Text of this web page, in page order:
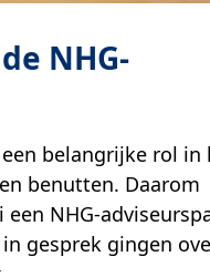
NHG-
belangrijke rol in
benutten. Daarom
NHG-
gesprek gingen